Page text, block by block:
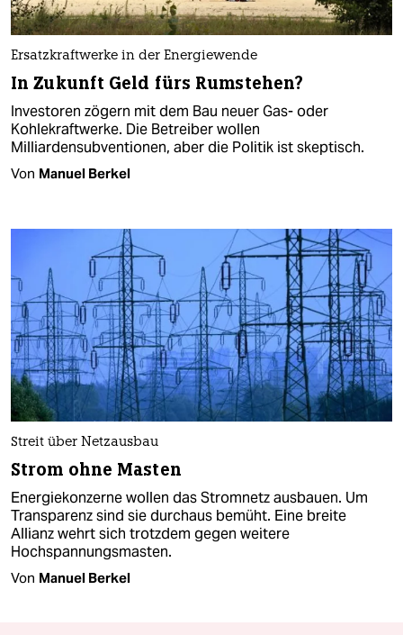
Ersatzkraftwerke in der Energiewende
In Zukunft Geld fürs Rumstehen?
Investoren zögern mit dem Bau neuer Gas- oder
Kohlekraftwerke. Die Betreiber wollen
Milliardensubventionen, aber die Politik ist skeptisch.
Von Manuel Berkel
Streit über Netzausbau
Strom ohne Masten
Energiekonzerne wollen das Stromnetz ausbauen. Um
Transparenz sind sie durchaus bemüht. Eine breite
Allianz wehrt sich trotzdem gegen weitere
Hochspannungsmasten.
Von Manuel Berkel